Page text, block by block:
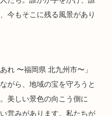
今もそこに残る風景があり
れ 〜福岡県 北九州市〜」
がら、地域の宝を守ろうと
美しい景色の向こう側に
営みがあります。私たちが